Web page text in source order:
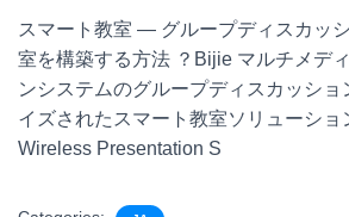
スマート教室 — グループディスカッ
室を構築する方法 ？Bijie マルチメデ
ンシステムのグループディスカッシ
イズされたスマート教室ソリューシ
Wireless Presentation S